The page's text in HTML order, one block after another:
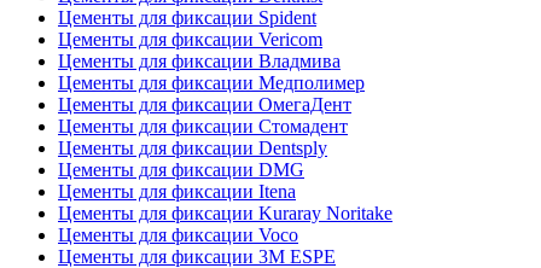
Цементы для фиксации Spident
Цементы для фиксации Vericom
Цементы для фиксации Владмива
Цементы для фиксации Медполимер
Цементы для фиксации ОмегаДент
Цементы для фиксации Стомадент
Цементы для фиксации Dentsply
Цементы для фиксации DMG
Цементы для фиксации Itena
Цементы для фиксации Kuraray Noritake
Цементы для фиксации Voco
Цементы для фиксации 3M ESPE